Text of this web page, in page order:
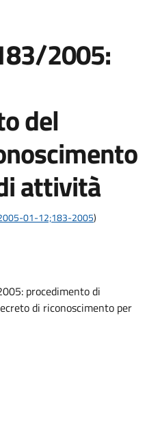
2005:
del
attività
01-12;183-2005)
procedimento di
di riconoscimento per